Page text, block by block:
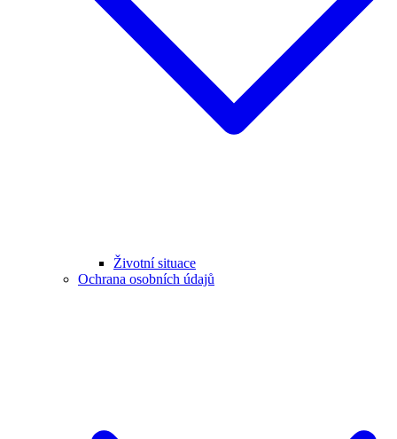
Životní situace
Ochrana osobních údajů